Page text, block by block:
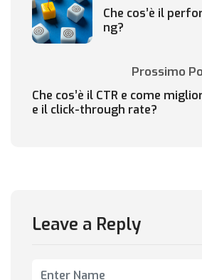
Che cos’è il
ng?
Prossimo
Che cos’è il CTR e come
e il click-through rate?
Leave a Reply